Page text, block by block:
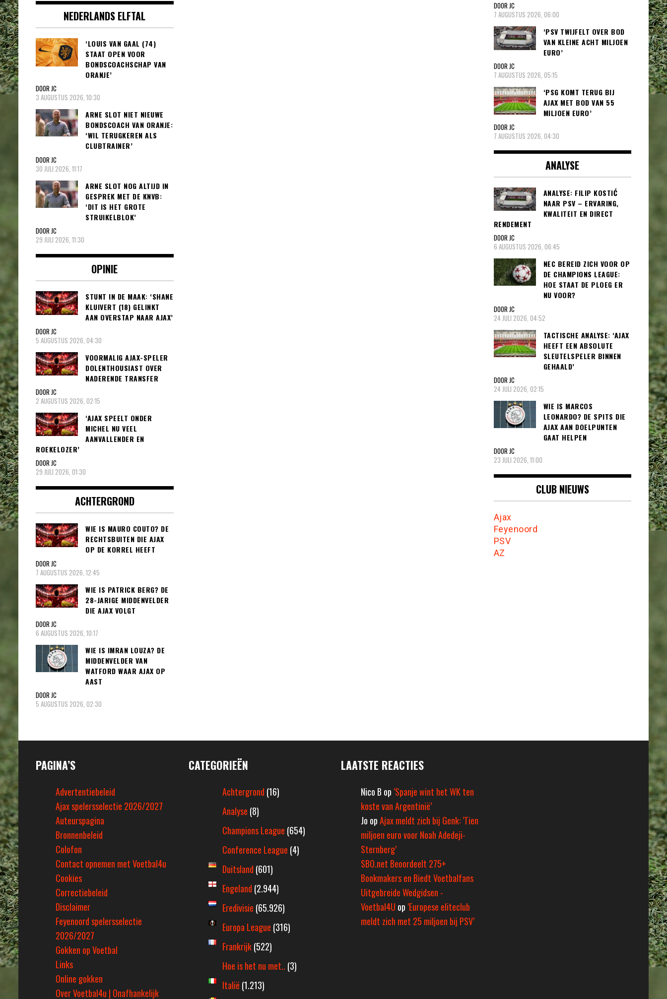
NEDERLANDS ELFTAL
‘LOUIS VAN GAAL (74)
STAAT OPEN VOOR
BONDSCOACHSCHAP VAN
ORANJE’
DOOR JC
3 AUGUSTUS 2026, 10:30
ARNE SLOT NIET NIEUWE
BONDSCOACH VAN ORANJE:
‘WIL TERUGKEREN ALS
CLUBTRAINER’
DOOR JC
30 JULI 2026, 11:17
ARNE SLOT NOG ALTIJD IN
GESPREK MET DE KNVB:
‘DIT IS HET GROTE
STRUIKELBLOK’
DOOR JC
29 JULI 2026, 11:30
OPINIE
STUNT IN DE MAAK: ‘SHANE
KLUIVERT (18) GELINKT
AAN OVERSTAP NAAR AJAX’
DOOR JC
5 AUGUSTUS 2026, 04:30
VOORMALIG AJAX-SPELER
DOLENTHOUSIAST OVER
NADERENDE TRANSFER
DOOR JC
2 AUGUSTUS 2026, 02:15
‘AJAX SPEELT ONDER
MICHEL NU VEEL
AANVALLENDER EN
ROEKELOZER’
DOOR JC
29 JULI 2026, 01:30
ACHTERGROND
WIE IS MAURO COUTO? DE
RECHTSBUITEN DIE AJAX
OP DE KORREL HEEFT
DOOR JC
7 AUGUSTUS 2026, 12:45
WIE IS PATRICK BERG? DE
28-JARIGE MIDDENVELDER
DIE AJAX VOLGT
DOOR JC
6 AUGUSTUS 2026, 10:17
WIE IS IMRAN LOUZA? DE
MIDDENVELDER VAN
WATFORD WAAR AJAX OP
AAST
DOOR JC
5 AUGUSTUS 2026, 02:30
DOOR JC
7 AUGUSTUS 2026, 06:00
‘PSV TWIJFELT OVER BOD
VAN KLEINE ACHT MILJOEN
EURO’
DOOR JC
7 AUGUSTUS 2026, 05:15
‘PSG KOMT TERUG BIJ
AJAX MET BOD VAN 55
MILJOEN EURO’
DOOR JC
7 AUGUSTUS 2026, 04:30
ANALYSE
ANALYSE: FILIP KOSTIĆ
NAAR PSV – ERVARING,
KWALITEIT EN DIRECT
RENDEMENT
DOOR JC
6 AUGUSTUS 2026, 06:45
NEC BEREID ZICH VOOR OP
DE CHAMPIONS LEAGUE:
HOE STAAT DE PLOEG ER
NU VOOR?
DOOR JC
24 JULI 2026, 04:52
TACTISCHE ANALYSE: ‘AJAX
HEEFT EEN ABSOLUTE
SLEUTELSPELER BINNEN
GEHAALD’
DOOR JC
24 JULI 2026, 02:15
WIE IS MARCOS
LEONARDO? DE SPITS DIE
AJAX AAN DOELPUNTEN
GAAT HELPEN
DOOR JC
23 JULI 2026, 11:00
CLUB NIEUWS
Ajax
Feyenoord
PSV
AZ
PAGINA’S
Advertentiebeleid
Ajax spelersselectie 2026/2027
Auteurspagina
Bronnenbeleid
Colofon
Contact opnemen met Voetbal4u
Cookies
Correctiebeleid
Disclaimer
Feyenoord spelersselectie
2026/2027
Gokken op Voetbal
Links
Online gokken
Over Voetbal4u | Onafhankelijk
CATEGORIEËN
Achtergrond (16)
Analyse (8)
Champions League (654)
Conference League (4)
Duitsland (601)
Engeland (2.944)
Eredivisie (65.926)
Europa League (316)
Frankrijk(522)
Hoe is het nu met.. (3)
Italië (1.213)
LAATSTE REACTIES
Nico B op ‘Spanje wint het WK ten
koste van Argentinië’
Jo opAjax meldt zich bij Genk: ‘Tien
miljoen euro voor Noah Adedeji-
Sternberg’
SBO.net Beoordeelt 275+
Bookmakers en Biedt Voetbalfans
Uitgebreide Wedgidsen -
Voetbal4U op ‘Europese eliteclub
meldt zich met 25 miljoen bij PSV’